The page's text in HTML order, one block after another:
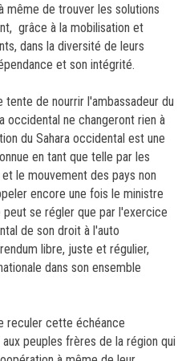
même de trouver les solutions
grâce à la mobilisation et
dans la diversité de leurs
et son intégrité.
tente de nourrir l'ambassadeur du
occidental ne changeront rien à
du Sahara occidental est une
en tant que telle par les
le mouvement des pays non
encore une fois le ministre
se régler que par l'exercice
de son droit à l'auto
libre, juste et régulier,
dans son ensemble
reculer cette échéance
peuples frères de la région qui